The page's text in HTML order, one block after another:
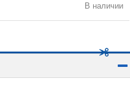
В наличии